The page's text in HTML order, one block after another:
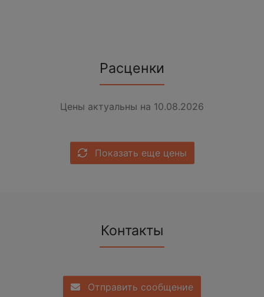
Расценки
Цены актуальны на 10.08.2026
Показать еще цены
Контакты
Отправить сообщение